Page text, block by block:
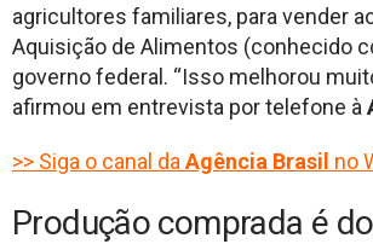
agricultores familiares, para vender
Aquisição de Alimentos (conhecido
governo federal. “Isso melhorou
afirmou em entrevista por telefone à
>> Siga o canal da Agência Brasil no
Produção comprada é